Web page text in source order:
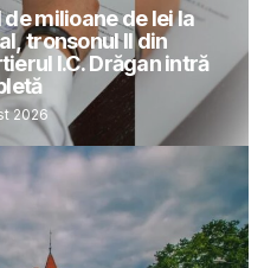
milioane de lei la
tronsonul II din
I.C. Drăgan intră
2026